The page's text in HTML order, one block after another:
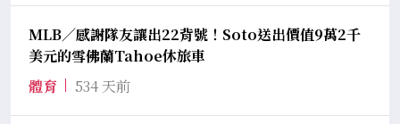
MLB／感謝隊友讓出22背號！Soto送出價值9萬2千
美元的雪佛蘭Tahoe休旅車
體育
534 天前